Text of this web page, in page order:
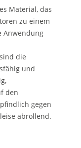
Material, das
zu einem
Anwendung
die
und
den
gegen
abrollend.